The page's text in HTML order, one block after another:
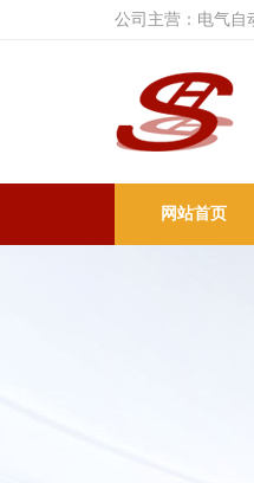
公司主营：电气自
网站首页